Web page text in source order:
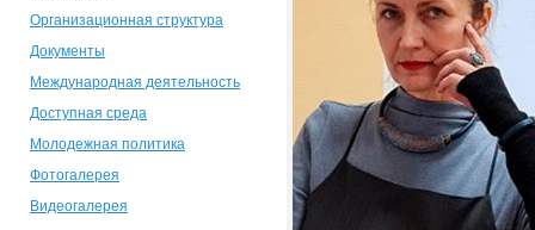
Организационная структура
Документы
Международная деятельность
Доступная среда
Молодежная политика
Фотогалерея
Видеогалерея